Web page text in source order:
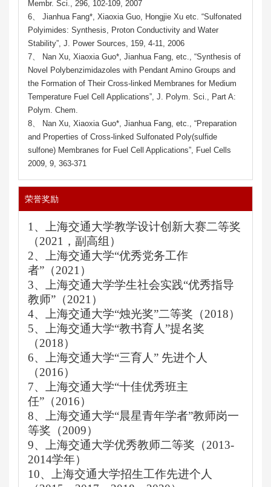
Membr. Sci., 296, 102-109, 2007
6、 Jianhua Fang*, Xiaoxia Guo, Hongjie Xu etc. “Sulfonated
Polyimides: Synthesis, Proton Conductivity and Water
Stability”, J. Power Sources, 159, 4-11, 2006
7、 Nan Xu, Xiaoxia Guo*, Jianhua Fang, etc., “Synthesis of
Novel Polybenzimidazoles with Pendant Amino Groups and
the Formation of Their Cross-linked Membranes for Medium
Temperature Fuel Cell Applications”, J. Polym. Sci., Part A:
Polym. Chem.
8、 Nan Xu, Xiaoxia Guo*, Jianhua Fang, etc., “Preparation
and Properties of Cross-linked Sulfonated Poly(sulfide
sulfone) Membranes for Fuel Cell Applications”, Fuel Cells
2009, 9, 363-371
荣誉奖励
1、
上海交通大学教学设计创新大赛二等奖
（2021，副高组）
2、上海交通大学“优秀党务工作
者”（2021 ）
3、上海交通大学学生社会实践“优秀指导
教师”（2021 ）
4、上海交通大学“烛光奖”二等奖（2018）
5、上海交通大学“教书育人”提名奖
（2018）
6、上海交通大学“三育人” 先进个人
（2016）
7、上海交通大学“十佳优秀班主
任”（2016）
8、上海交通大学“晨星青年学者”教师岗一
等奖（2009）
9、上海交通大学优秀教师二等奖（2013-
2014学年）
10、上海交通大学招生工作先进个人